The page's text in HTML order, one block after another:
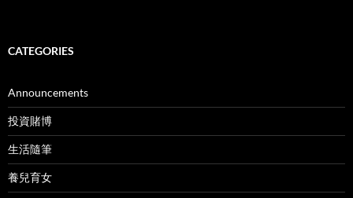
CATEGORIES
Announcements
投資賭博
生活隨筆
養兒育女